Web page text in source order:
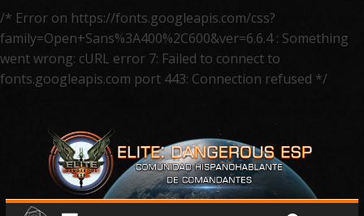
/* Error on https://fonts.googleapis.com/css?
family=Open+Sans%3A400%2C600&ver=6.6.4 : Something
went wrong: cURL error 7: Failed to connect to
fonts.googleapis.com port 443: Connection refused */